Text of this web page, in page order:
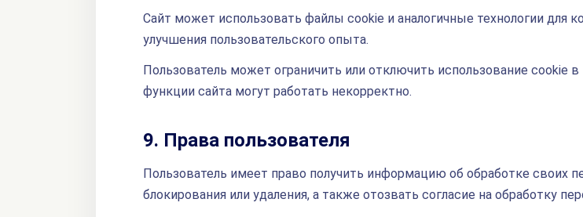
Сайт может использовать файлы cookie и аналогичные технологии для
улучшения пользовательского опыта.
Пользователь может ограничить или отключить использование cookie
функции сайта могут работать некорректно.
9. Права пользователя
Пользователь имеет право получить информацию об обработке своих
блокирования или удаления, а также отозвать согласие на обработку